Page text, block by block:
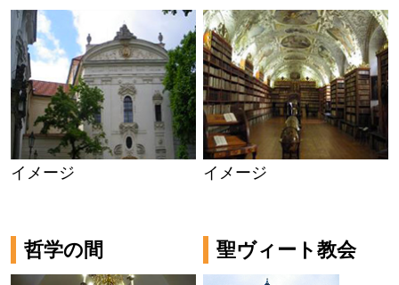
イメージ イメージ
哲学の間 聖ヴィート教会